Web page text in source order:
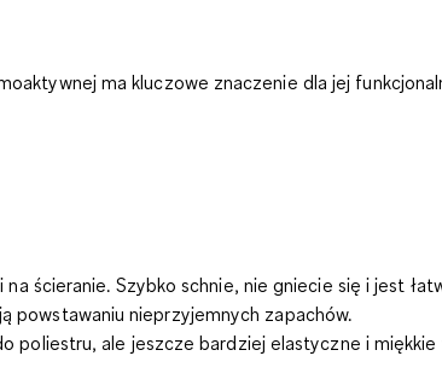
ma kluczowe znaczenie dla jej
ścieranie. Szybko schnie, nie gniecie się i jest
powstawaniu nieprzyjemnych zapachów.
poliestru, ale jeszcze bardziej elastyczne i